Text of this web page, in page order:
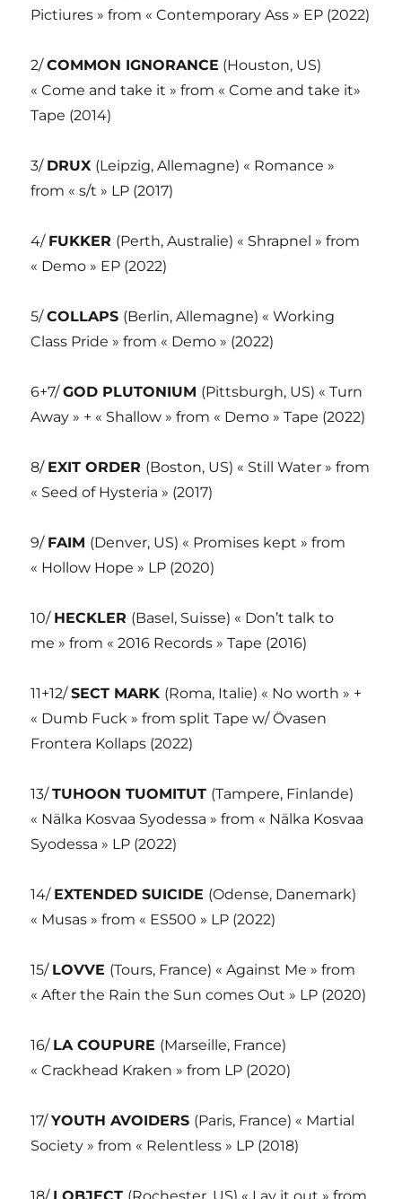
Pictiures » from « Contemporary Ass » EP (2022)
2/COMMON IGNORANCE (Houston, US)
« Come and take it » from « Come and take it»
Tape (2014)
3/ DRUX (Leipzig, Allemagne) « Romance »
from « s/t » LP (2017)
4/ FUKKER (Perth, Australie) « Shrapnel » from
« Demo » EP (2022)
5/COLLAPS (Berlin, Allemagne) « Working
Class Pride » from « Demo » (2022)
6+7/GOD PLUTONIUM (Pittsburgh, US) « Turn
Away » + « Shallow » from « Demo » Tape (2022)
8/ EXIT ORDER (Boston, US) « Still Water » from
« Seed of Hysteria » (2017)
9/ FAIM (Denver, US) « Promises kept » from
« Hollow Hope » LP (2020)
10/ HECKLER (Basel, Suisse) « Don’t talk to
me » from « 2016 Records » Tape (2016)
11+12/SECT MARK (Roma, Italie) « No worth » +
« Dumb Fuck » from split Tape w/ Övasen
Frontera Kollaps (2022)
13/TUHOON TUOMITUT (Tampere, Finlande)
« Nälka Kosvaa Syodessa » from « Nälka Kosvaa
Syodessa » LP (2022)
14/ EXTENDED SUICIDE (Odense, Danemark)
« Musas » from « ES500 » LP (2022)
15/ LOVVE (Tours, France) « Against Me » from
« After the Rain the Sun comes Out » LP (2020)
16/ LA COUPURE (Marseille, France)
« Crackhead Kraken » from LP (2020)
17/YOUTH AVOIDERS (Paris, France) « Martial
Society » from « Relentless » LP (2018)